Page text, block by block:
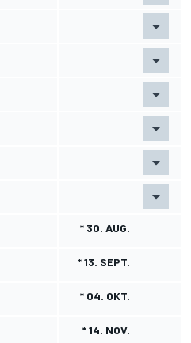
* 30. AUG.
* 13. SEPT.
* 04. OKT.
* 14. NOV.